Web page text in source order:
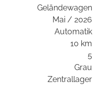
Geländewagen
Mai / 2026
Automatik
10 km
5
Grau
Zentrallager